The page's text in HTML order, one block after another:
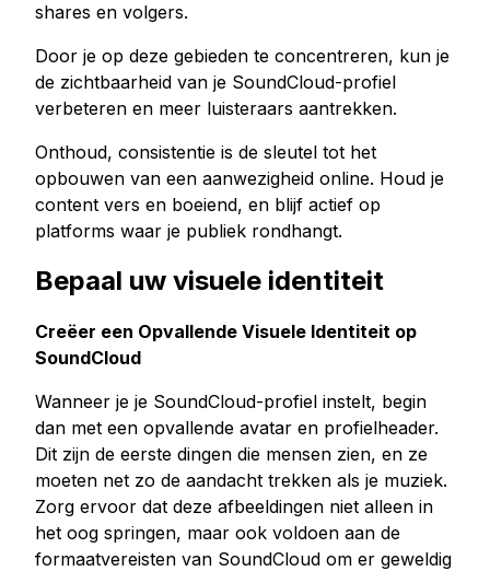
shares en volgers.
Door je op deze gebieden te concentreren, kun je
de zichtbaarheid van je SoundCloud-profiel
verbeteren en meer luisteraars aantrekken.
Onthoud, consistentie is de sleutel tot het
opbouwen van een aanwezigheid online. Houd je
content vers en boeiend, en blijf actief op
platforms waar je publiek rondhangt.
Bepaal uw visuele identiteit
Creëer een Opvallende Visuele Identiteit op
SoundCloud
Wanneer je je SoundCloud-profiel instelt, begin
dan met een opvallende avatar en profielheader.
Dit zijn de eerste dingen die mensen zien, en ze
moeten net zo de aandacht trekken als je muziek.
Zorg ervoor dat deze afbeeldingen niet alleen in
het oog springen, maar ook voldoen aan de
formaatvereisten van SoundCloud om er geweldig